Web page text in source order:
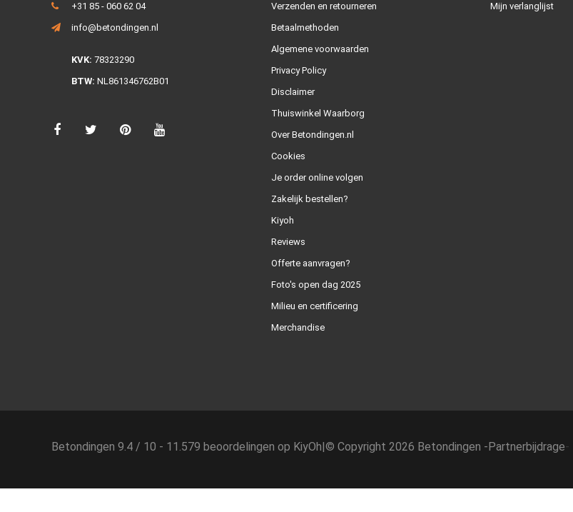
+31 85 - 060 62 04
info@betondingen.nl
KVK: 78323290
BTW: NL861346762B01
Verzenden en retourneren
Betaalmethoden
Algemene voorwaarden
Privacy Policy
Disclaimer
Thuiswinkel Waarborg
Over Betondingen.nl
Cookies
Je order online volgen
Zakelijk bestellen?
Kiyoh
Reviews
Offerte aanvragen?
Foto's open dag 2025
Milieu en certificering
Merchandise
Mijn verlanglijst
Betondingen 9.4 / 10 - 11.579 beoordelingen op KiyOh|© Copyright 2026 Betondingen -Partnerbijdrage-